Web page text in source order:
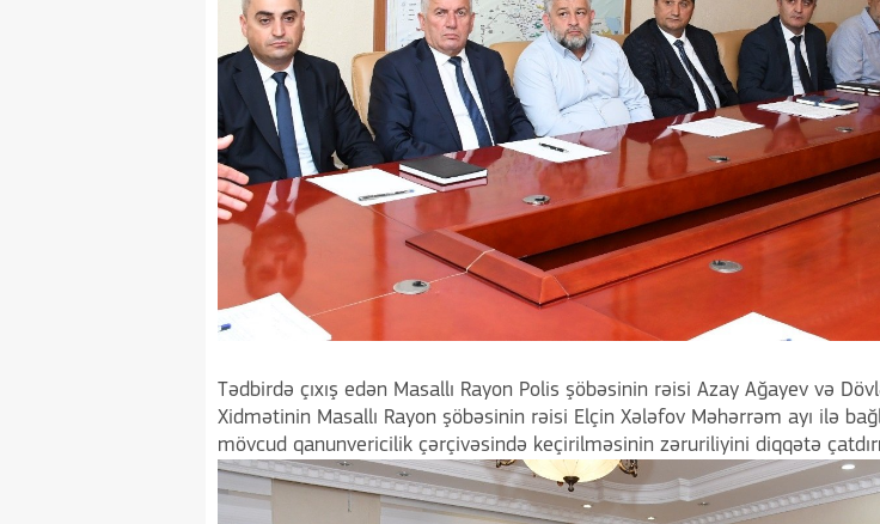
Tədbirdə çıxış edən Masallı Rayon Polis şöbəsinin rəisi Azay Ağayev və
Xidmətinin Masallı Rayon şöbəsinin rəisi Elçin Xələfov Məhərrəm ayı ilə
mövcud qanunvericilik çərçivəsində keçirilməsinin zəruriliyini diqqətə